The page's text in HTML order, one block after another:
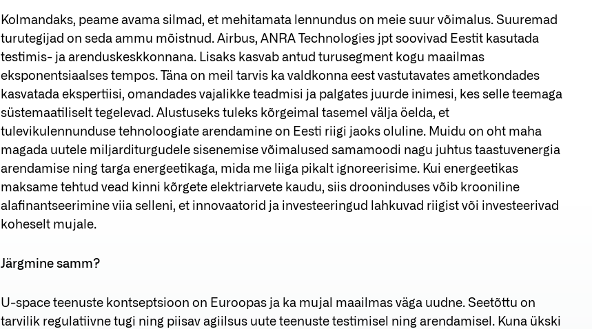
Kolmandaks, peame avama silmad, et mehitamata lennundus on meie suur võimalus. Suuremad
turutegijad on seda ammu mõistnud. Airbus, ANRA Technologies jpt soovivad Eestit kasutada
testimis- ja arenduskeskkonnana. Lisaks kasvab antud turusegment kogu maailmas
eksponentsiaalses tempos. Täna on meil tarvis ka valdkonna eest vastutavates ametkondades
kasvatada ekspertiisi, omandades vajalikke teadmisi ja palgates juurde inimesi, kes selle teemaga
süstemaatiliselt tegelevad. Alustuseks tuleks kõrgeimal tasemel välja öelda, et
tulevikulennunduse tehnoloogiate arendamine on Eesti riigi jaoks oluline. Muidu on oht maha
magada uutele miljarditurgudele sisenemise võimalused samamoodi nagu juhtus taastuvenergia
arendamise ning targa energeetikaga, mida me liiga pikalt ignoreerisime. Kui energeetikas
maksame tehtud vead kinni kõrgete elektriarvete kaudu, siis drooninduses võib krooniline
alafinantseerimine viia selleni, et innovaatorid ja investeeringud lahkuvad riigist või investeerivad
koheselt mujale.
Järgmine samm?
U-space teenuste kontseptsioon on Euroopas ja ka mujal maailmas väga uudne. Seetõttu on
tarvilik regulatiivne tugi ning piisav agiilsus uute teenuste testimisel ning arendamisel. Kuna ükski